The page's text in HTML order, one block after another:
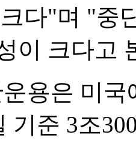
다"며 "중
이 크다고
용은 미
기준 3조